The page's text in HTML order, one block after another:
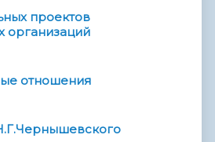
проектов
организаций
отношения